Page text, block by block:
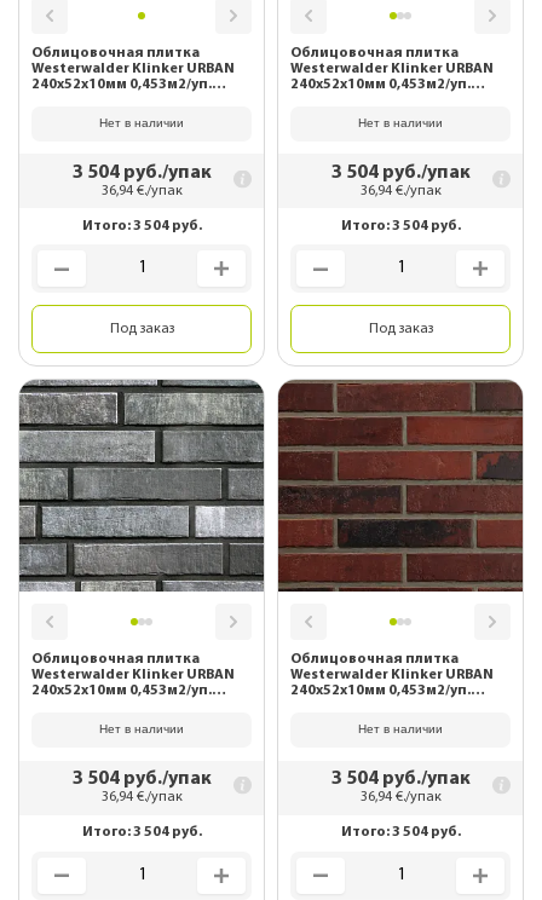
Облицовочная плитка
Westerwalder Klinker URBAN
240х52х10мм 0,453м2/уп.
Нет в наличии
3 504руб./упак
36,94€./упак
Итого:3 504руб.
Под заказ
Облицовочная плитка
Westerwalder Klinker URBAN
240х52х10мм 0,453м2/уп.
Нет в наличии
3 504руб./упак
36,94€./упак
Итого:3 504руб.
Под заказ
Облицовочная плитка
Westerwalder Klinker URBAN
240х52х10мм 0,453м2/уп.
Нет в наличии
3 504руб./упак
36,94€./упак
Итого:3 504руб.
Облицовочная плитка
Westerwalder Klinker URBAN
240х52х10мм 0,453м2/уп.
Нет в наличии
3 504руб./упак
36,94€./упак
Итого:3 504руб.